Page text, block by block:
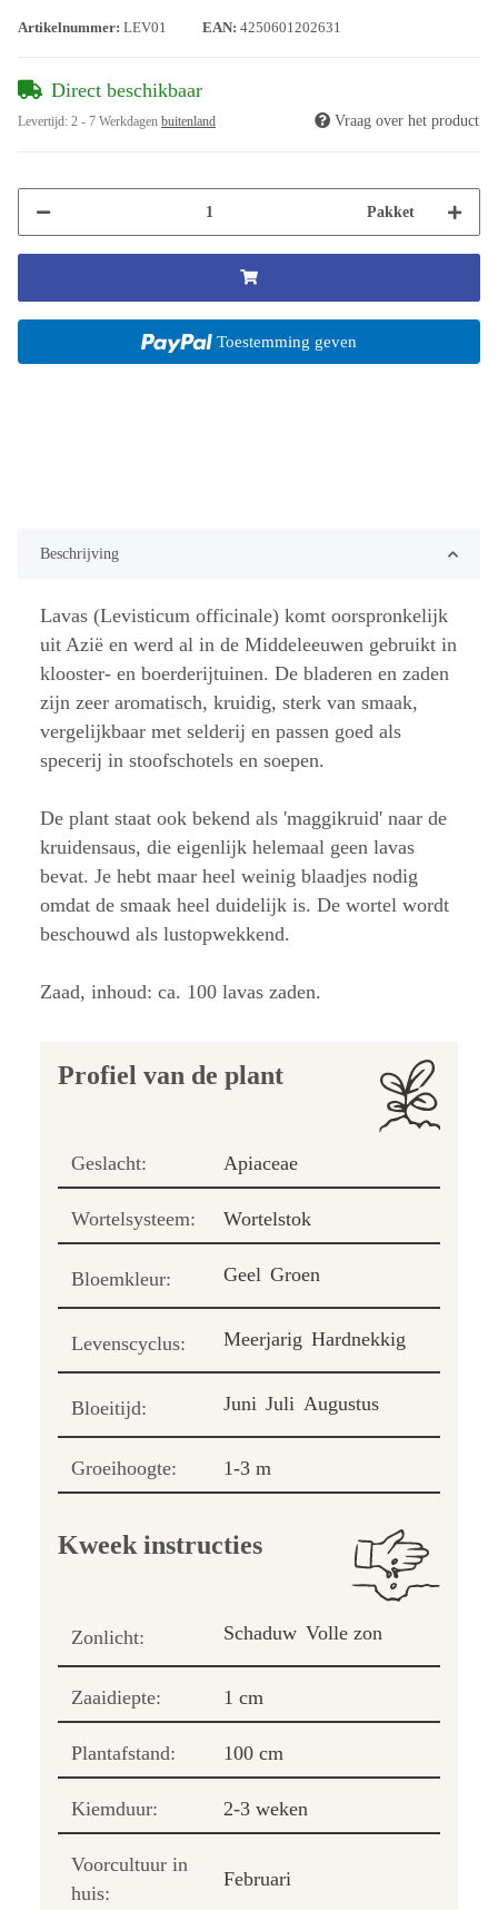
Artikelnummer: LEV01 EAN: 4250601202631
Direct beschikbaar
Levertijd: 2 - 7 Werkdagen buitenland Vraag over het product
Pakket
Toestemming geven
Beschrijving
Lavas (Levisticum officinale) komt oorspronkelijk
uit Azië en werd al in de Middeleeuwen gebruikt in
klooster- en boerderijtuinen. De bladeren en zaden
zijn zeer aromatisch, kruidig, sterk van smaak,
vergelijkbaar met selderij en passen goed als
specerij in stoofschotels en soepen.
De plant staat ook bekend als 'maggikruid' naar de
kruidensaus, die eigenlijk helemaal geen lavas
bevat. Je hebt maar heel weinig blaadjes nodig
omdat de smaak heel duidelijk is. De wortel wordt
beschouwd als lustopwekkend.
Zaad, inhoud: ca. 100 lavas zaden.
Profiel van de plant
Geslacht: Apiaceae
Wortelsysteem: Wortelstok
Bloemkleur: Geel Groen
Levenscyclus: Meerjarig Hardnekkig
Bloeitijd: Juni Juli Augustus
Groeihoogte: 1-3 m
Kweek instructies
Zonlicht: Schaduw Volle zon
Zaaidiepte: 1 cm
Plantafstand: 100 cm
Kiemduur: 2-3 weken
Voorcultuur in
huis:
Februari